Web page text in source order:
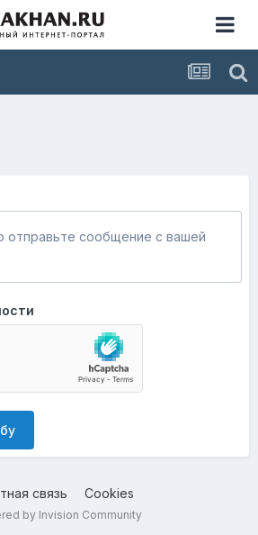
отправьте сообщение с вашей
связь Cookies
by Invision Community